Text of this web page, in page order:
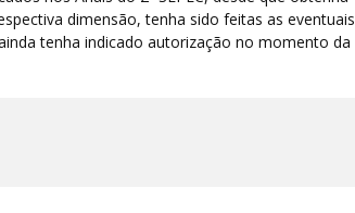
dimensão, tenha sido feitas as eventuais
tenha indicado autorização no momento da